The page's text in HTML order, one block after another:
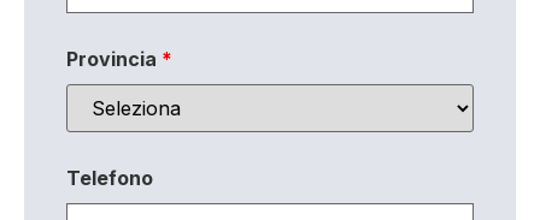
Provincia *
Telefono